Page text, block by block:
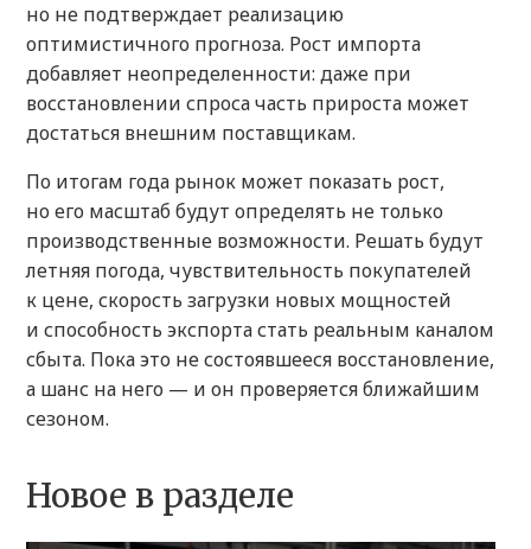
но не подтверждает реализацию
оптимистичного прогноза. Рост импорта
добавляет неопределенности: даже при
восстановлении спроса часть прироста может
достаться внешним поставщикам.
По итогам года рынок может показать рост,
но его масштаб будут определять не только
производственные возможности. Решать будут
летняя погода, чувствительность покупателей
к цене, скорость загрузки новых мощностей
и способность экспорта стать реальным каналом
сбыта. Пока это не состоявшееся восстановление,
а шанс на него — и он проверяется ближайшим
сезоном.
Новое в разделе